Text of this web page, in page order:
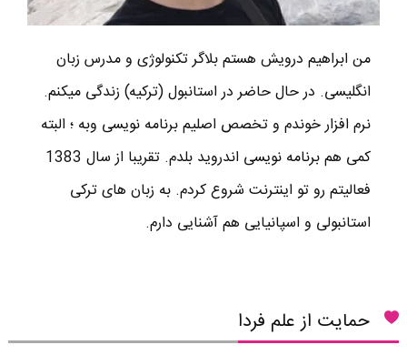
من ابراهیم درویش هستم بلاگر تکنولوژی و مدرس زبان
انگلیسی. در حال حاضر در استانبول (ترکیه) زندگی میکنم.
نرم افزار خوندم و تخصص اصلیم برنامه نویسی وبه ؛ البته
کمی هم برنامه نویسی اندروید بلدم. تقریبا از سال 1383
فعالیتم رو تو اینترنت شروع کردم. به زبان های ترکی
استانبولی و اسپانیایی هم آشنایی دارم.
حمایت از علم فردا